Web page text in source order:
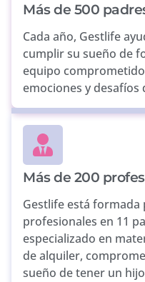
Más de 500
Cada año, Gestlife
cumplir su sueño de
equipo
emociones y desafíos
Más de 200
Gestlife está formada
profesionales en 11
especializado en
de alquiler,
sueño de tener un